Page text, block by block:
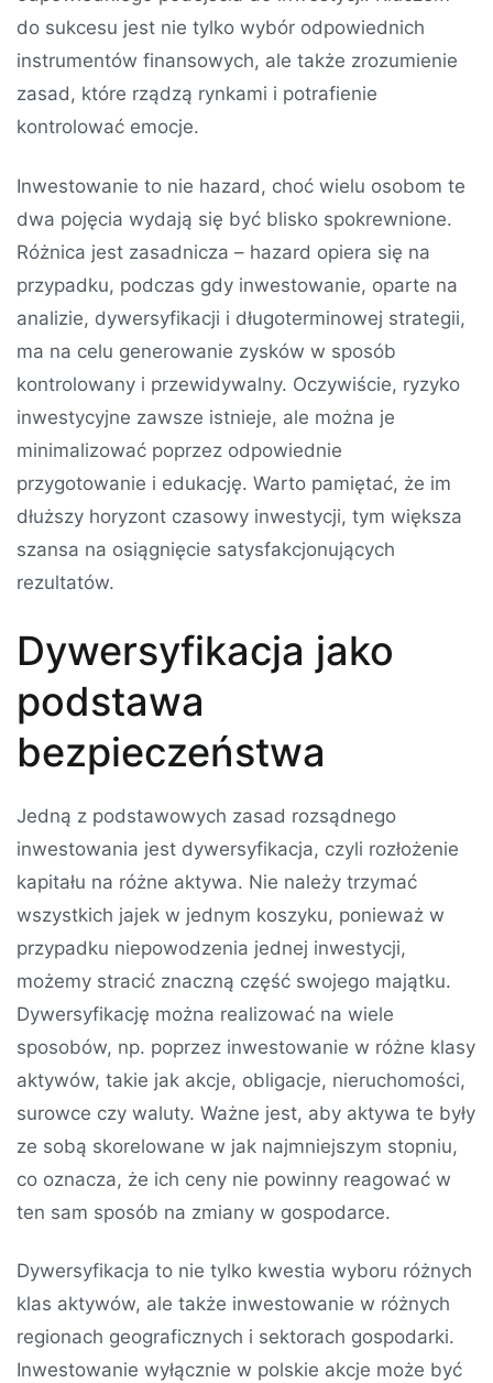
do sukcesu jest nie tylko wybór odpowiednich
instrumentów finansowych, ale także zrozumienie
zasad, które rządzą rynkami i potrafienie
kontrolować emocje.
Inwestowanie to nie hazard, choć wielu osobom te
dwa pojęcia wydają się być blisko spokrewnione.
Różnica jest zasadnicza – hazard opiera się na
przypadku, podczas gdy inwestowanie, oparte na
analizie, dywersyfikacji i długoterminowej strategii,
ma na celu generowanie zysków w sposób
kontrolowany i przewidywalny. Oczywiście, ryzyko
inwestycyjne zawsze istnieje, ale można je
minimalizować poprzez odpowiednie
przygotowanie i edukację. Warto pamiętać, że im
dłuższy horyzont czasowy inwestycji, tym większa
szansa na osiągnięcie satysfakcjonujących
rezultatów.
Dywersyfikacja jako
podstawa
bezpieczeństwa
Jedną z podstawowych zasad rozsądnego
inwestowania jest dywersyfikacja, czyli rozłożenie
kapitału na różne aktywa. Nie należy trzymać
wszystkich jajek w jednym koszyku, ponieważ w
przypadku niepowodzenia jednej inwestycji,
możemy stracić znaczną część swojego majątku.
Dywersyfikację można realizować na wiele
sposobów, np. poprzez inwestowanie w różne klasy
aktywów, takie jak akcje, obligacje, nieruchomości,
surowce czy waluty. Ważne jest, aby aktywa te były
ze sobą skorelowane w jak najmniejszym stopniu,
co oznacza, że ich ceny nie powinny reagować w
ten sam sposób na zmiany w gospodarce.
Dywersyfikacja to nie tylko kwestia wyboru różnych
klas aktywów, ale także inwestowanie w różnych
regionach geograficznych i sektorach gospodarki.
Inwestowanie wyłącznie w polskie akcje może być